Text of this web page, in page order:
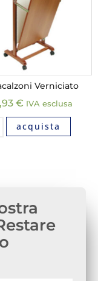
Verniciato
€ IVA esclusa
acquista